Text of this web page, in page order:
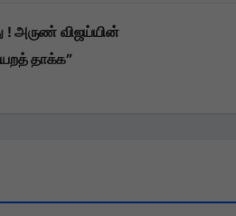
! அருண் விஜய்யின்
தாக்க”